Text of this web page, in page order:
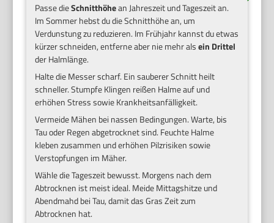
Passe dieSchnitthöhean Jahreszeit und Tageszeit an.
Im Sommer hebst du die Schnitthöhe an, um
Verdunstung zu reduzieren. Im Frühjahr kannst du etwas
kürzer schneiden, entferne aber nie mehr alsein Drittel
der Halmlänge.
Halte die Messer scharf. Ein sauberer Schnitt heilt
schneller. Stumpfe Klingen reißen Halme auf und
erhöhen Stress sowie Krankheitsanfälligkeit.
Vermeide Mähen bei nassen Bedingungen. Warte, bis
Tau oder Regen abgetrocknet sind. Feuchte Halme
kleben zusammen und erhöhen Pilzrisiken sowie
Verstopfungen im Mäher.
Wähle die Tageszeit bewusst. Morgens nach dem
Abtrocknen ist meist ideal. Meide Mittagshitze und
Abendmahd bei Tau, damit das Gras Zeit zum
Abtrocknen hat.